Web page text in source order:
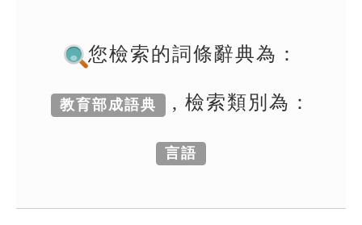
成語故事
您檢索的詞條辭典為：
教育部成語典 , 檢索類別為：
言語